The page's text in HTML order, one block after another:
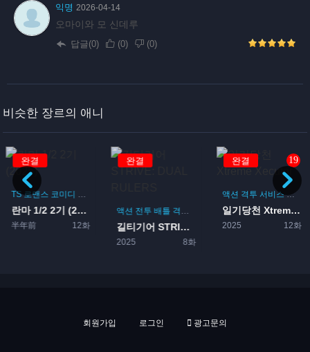
익명 2026-04-14
오마이와 모 신데루
답글(0) (0) (0)
비슷한 장르의 애니
완결
TS 로맨스 코미디 액션
란마 1/2 2기 (2025...
半年前 12화
완결
액션 전투 배틀 격투
길티기어 STRIVE: DU...
2025 8화
완결 19
액션 격투 서비스 미소
일기당천 Xtreme Xec...
2025 12화
회원가입 로그인 광고문의